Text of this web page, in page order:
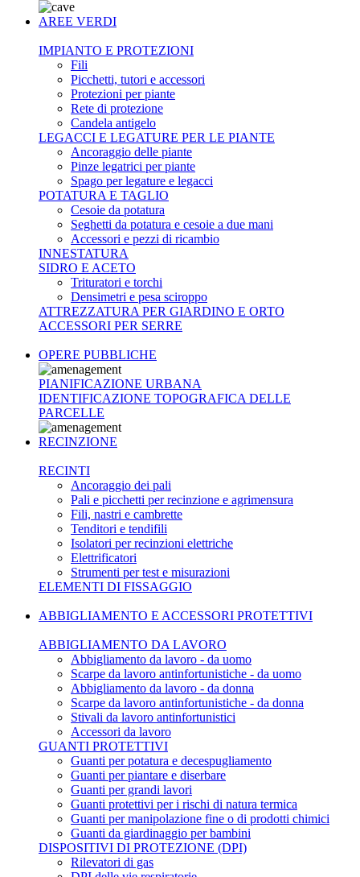
AREE VERDI
IMPIANTO E PROTEZIONI
Fili
Picchetti, tutori e accessori
Protezioni per piante
Rete di protezione
Candela antigelo
LEGACCI E LEGATURE PER LE PIANTE
Ancoraggio delle piante
Pinze legatrici per piante
Spago per legature e legacci
POTATURA E TAGLIO
Cesoie da potatura
Seghetti da potatura e cesoie a due mani
Accessori e pezzi di ricambio
INNESTATURA
SIDRO E ACETO
Trituratori e torchi
Densimetri e pesa sciroppo
ATTREZZATURA PER GIARDINO E ORTO
ACCESSORI PER SERRE
OPERE PUBBLICHE
PIANIFICAZIONE URBANA
IDENTIFICAZIONE TOPOGRAFICA DELLE
PARCELLE
RECINZIONE
RECINTI
Ancoraggio dei pali
Pali e picchetti per recinzione e agrimensura
Fili, nastri e cambrette
Tenditori e tendifili
Isolatori per recinzioni elettriche
Elettrificatori
Strumenti per test e misurazioni
ELEMENTI DI FISSAGGIO
ABBIGLIAMENTO E ACCESSORI PROTETTIVI
ABBIGLIAMENTO DA LAVORO
Abbigliamento da lavoro - da uomo
Scarpe da lavoro antinfortunistiche - da uomo
Abbigliamento da lavoro - da donna
Scarpe da lavoro antinfortunistiche - da donna
Stivali da lavoro antinfortunistici
Accessori da lavoro
GUANTI PROTETTIVI
Guanti per potatura e decespugliamento
Guanti per piantare e diserbare
Guanti per grandi lavori
Guanti protettivi per i rischi di natura termica
Guanti per manipolazione fine o di prodotti chimici
Guanti da giardinaggio per bambini
DISPOSITIVI DI PROTEZIONE (DPI)
Rilevatori di gas